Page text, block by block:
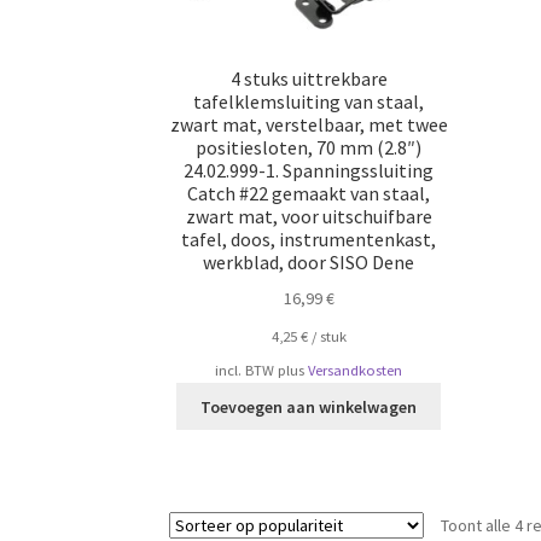
4 stuks uittrekbare
tafelklemsluiting van staal,
zwart mat, verstelbaar, met twee
positiesloten, 70 mm (2.8″)
24.02.999-1. Spanningssluiting
Catch #22 gemaakt van staal,
zwart mat, voor uitschuifbare
tafel, doos, instrumentenkast,
werkblad, door SISO Dene
16,99€
4,25 €/ ​​stuk
incl. BTW plusVersandkosten
Toevoegen aan winkelwagen
Toont alle 4